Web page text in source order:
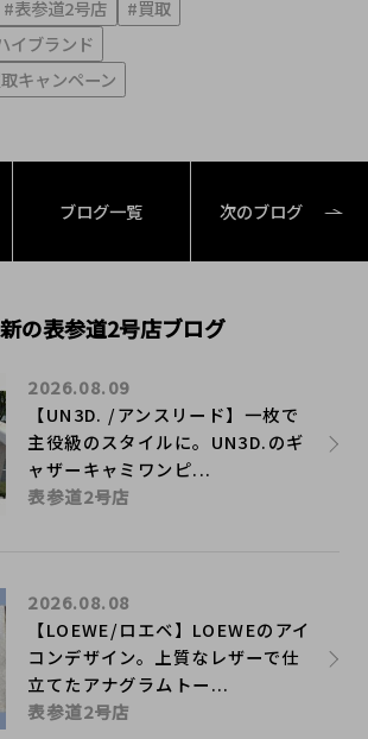
#表参道2号店
#買取
ブランド
キャンペーン
ブログ一覧 次のブログ
の表参道2号店ブログ
【UN3D. /アンスリード】一枚で
主役級のスタイルに。UN3D.のギ
ャザーキャミワンピ...
2026.08.09
表参道2号店
【LOEWE/ロエベ】LOEWEのアイ
コンデザイン。上質なレザーで仕
立てたアナグラムトー...
2026.08.08
表参道2号店